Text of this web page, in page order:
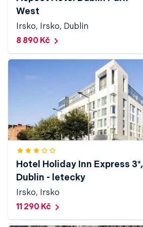
West
Irsko, Irsko, Dublin
8 890 Kč
Hotel Holiday Inn Express 3*,
Dublin - letecky
Irsko, Irsko
11 290 Kč